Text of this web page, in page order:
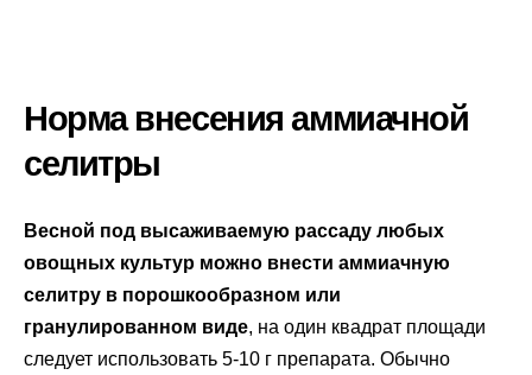
Норма внесения аммиачной
селитры
Весной под высаживаемую рассаду любых
овощных культур можно внести аммиачную
селитру в порошкообразном или
гранулированном виде, на один квадрат площади
следует использовать 5-10 г препарата. Обычно